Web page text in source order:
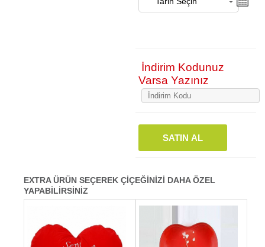
İndirim Kodunuz
Varsa Yazınız
SATIN AL
EXTRA ÜRÜN SEÇEREK ÇİÇEĞİNİZİ DAHA ÖZEL
YAPABİLİRSİNİZ